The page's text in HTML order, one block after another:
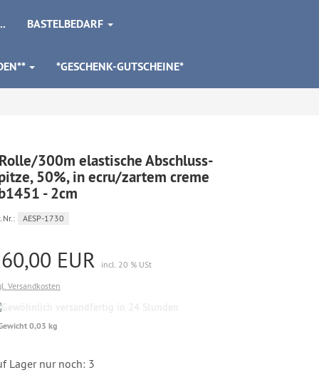
BASTELBEDARF
*GESCHENK-GUTSCHEINE*
300m elastische Abschluss-
50%, in ecru/zartem creme
- 2cm
AESP-1730
EUR
incl. 20 % USt
Versandkosten
0,03 kg
Lager nur noch: 3